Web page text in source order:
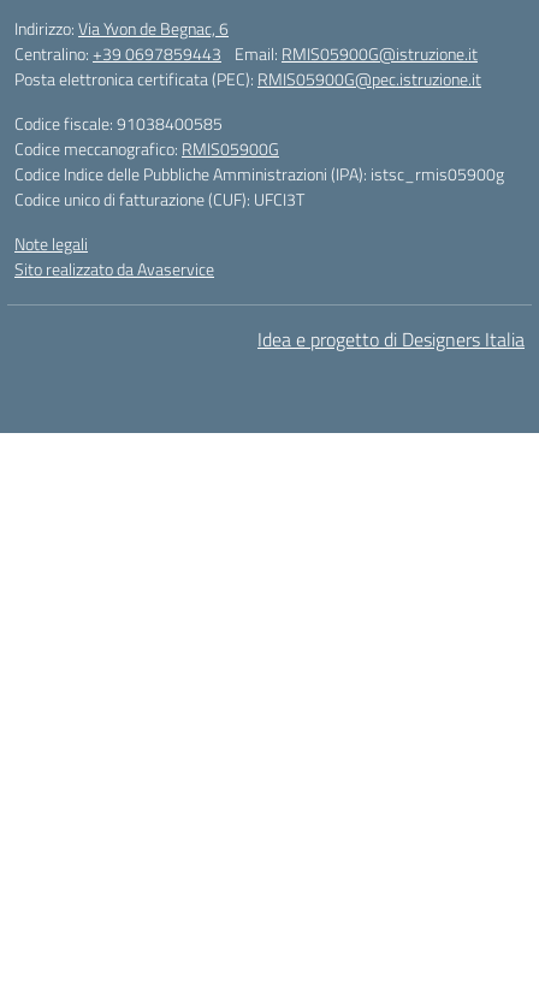
Indirizzo:Via Yvon de Begnac, 6
Centralino:+39 0697859443 Email: RMIS05900G@istruzione.it
Posta elettronica certificata (PEC): RMIS05900G@pec.istruzione.it
Codice fiscale: 91038400585
Codice meccanografico: RMIS05900G
Codice Indice delle Pubbliche Amministrazioni (IPA): istsc_rmis05900g
Codice unico di fatturazione (CUF): UFCI3T
Note legali
Sito realizzato da Avaservice
Idea e progetto di Designers Italia